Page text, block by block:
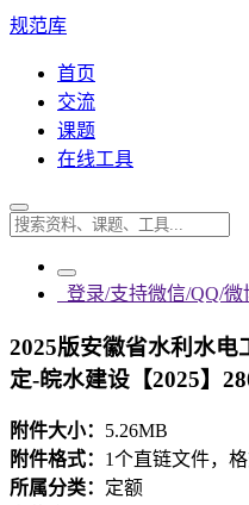
规范库
首页
交流
课题
在线工具
登录/支持微信/QQ/微
2025版安徽省水利水
定-皖水建设【2025】
附件大小： 5.26MB
附件格式： 1个直链文件，
所属分类： 定额